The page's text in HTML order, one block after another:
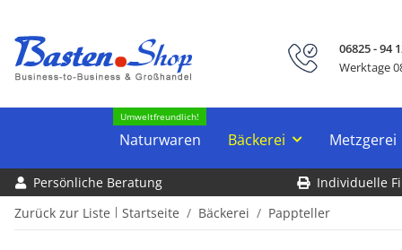
06825 - 94
Werktage
Naturwaren
Umweltfreundlich!
Bäckerei Metzgerei
Persönliche Beratung Individuelle
Zurück zur Liste
Startseite Bäckerei Pappteller